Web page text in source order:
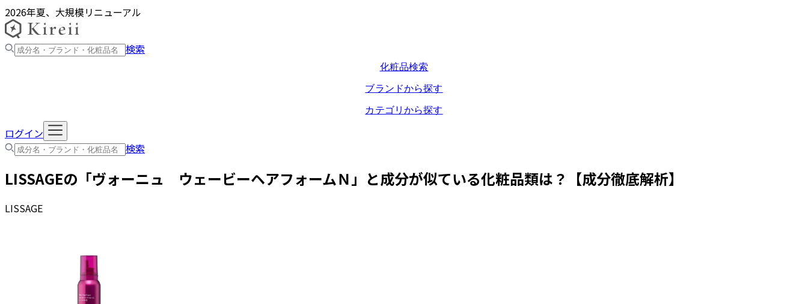
2026年夏、大規模リニューアル
検索
化粧品検索
ブランドから探す
カテゴリから探す
ログイン
検索
LISSAGEの「ヴォーニュ ウェービーヘアフォームＮ 」と成分が似ている化粧品類は？【成分徹底解析】
LISSAGE